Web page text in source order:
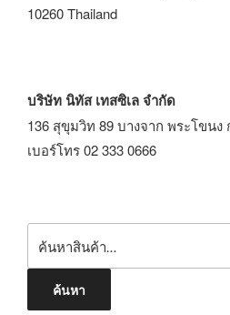
10260 Thailand
บริษัท นิทัส เทสซิเล จำกัด
136 สุขุมวิท 89 บางจาก พระโขนง
เบอร์โทร 02 333 0666
ค้นหา